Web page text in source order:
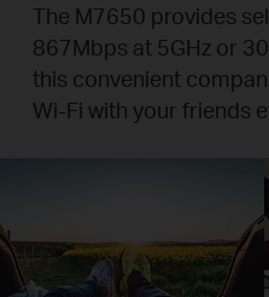
The M7650 provides
867Mbps at 5GHz or
this convenient
Wi-Fi with your friends